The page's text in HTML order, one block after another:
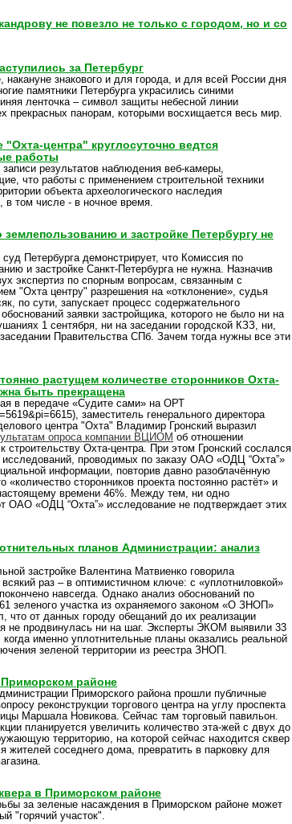
не повезло не только с городом, но и со
за Петербург
накануне знакового и для города, и для всей России дня
памятники Петербурга украсились синими
ленточка – символ защиты небесной линии
прекрасных панорам, которыми восхищается весь мир.
"Охта-центра" круглосуточно ведтся
работы
результатов наблюдения веб-камеры,
что работы с применением строительной техники
объекта археологического наследия
в том числе - в ночное время.
землепользованию и застройке Петербургу не
Петербурга демонстрирует, что Комиссия по
и застройке Санкт-Петербурга не нужна. Назначив
экспертиз по спорным вопросам, связанным с
"Охта центру" разрешения на «отклонение», судья
по сути, запускает процесс содержательного
заявки застройщика, которого не было ни на
1 сентября, ни на заседании городской КЗЗ, ни,
Правительства СПб. Зачем тогда нужны все эти
растущем количестве сторонников Охта-
быть прекращена
в передаче «Судите сами» на ОРТ
заместитель генерального директора
центра "Охта" Владимир Гронский выразил
опроса компании ВЦИОМ об отношении
строительству Охта-центра. При этом Гронский сослался
исследований, проводимых по заказу ОАО «ОДЦ “Охта”»
информации, повторив давно разоблачённую
«количество сторонников проекта постоянно растёт» и
времени 46%. Между тем, ни одно
ОАО «ОДЦ “Охта”» исследование не подтверждает этих
планов Администрации: анализ
застройке Валентина Матвиенко говорила
всякий раз – в оптимистичном ключе: с «уплотниловкой»
навсегда. Однако анализ обоснований по
зеленого участка из охраняемого законом «О ЗНОП»
что от данных городу обещаний до их реализации
не продвинулась ни на шаг. Эксперты ЭКОМ выявили 33
когда именно уплотнительные планы оказались реальной
зеленой территории из реестра ЗНОП.
районе
Приморского района прошли публичные
реконструкции торгового центра на углу проспекта
Маршала Новикова. Сейчас там торговый павильон.
планируется увеличить количество эта-жей с двух до
территорию, на которой сейчас находится сквер
жителей соседнего дома, превратить в парковку для
в Приморском районе
за зеленые насаждения в Приморском районе может
"горячий участок".